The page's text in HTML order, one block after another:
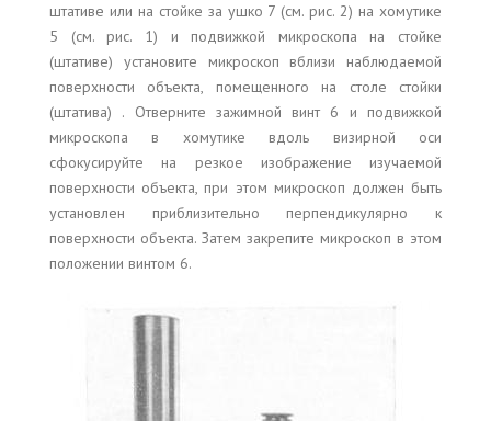
штативе или на стойке за ушко 7 (см. рис. 2) на хомутике
5 (см. рис. 1) и подвижкой микроскопа на стойке
(штативе) установите микроскоп вблизи наблюдаемой
поверхности объекта, помещенного на столе стойки
(штатива) . Отверните зажимной винт 6 и подвижкой
микроскопа в хомутике вдоль визирной оси
сфокусируйте на резкое изображение изучаемой
поверхности объекта, при этом микроскоп должен быть
установлен приблизительно перпендикулярно к
поверхности объекта. Затем закрепите микроскоп в этом
положении винтом 6.